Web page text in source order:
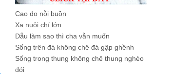
Cao đo nỗi buồn
Xa nuôi chí lớn
Dẫu làm sao thì cha vẫn muốn
Sống trên đá không chê đá gập ghềnh
Sống trong thung không chê thung nghèo
đói